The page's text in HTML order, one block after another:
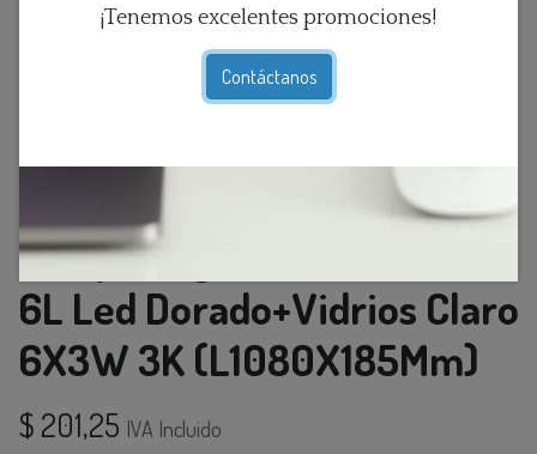
¡Tenemos excelentes promociones!
Contáctanos
Lamp. Colg. Recta V/Formas
6L Led Dorado+Vidrios Claro
6X3W 3K (L1080X185Mm)
$ 201,25 IVA Incluido